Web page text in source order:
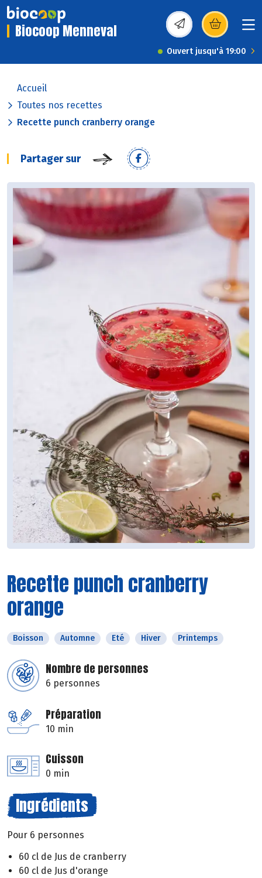
Biocoop Menneval (s’ouvre dans une
Ouvert jusqu'à 19:00
Accueil
Toutes nos recettes
Recette punch cranberry orange
Partager sur
Recette punch cranberry
orange
Boisson Automne Eté Hiver Printemps
Nombre de personnes
6 personnes
Préparation
10 min
Cuisson
0 min
Ingrédients
Pour 6 personnes
60 cl de Jus de cranberry
60 cl de Jus d'orange